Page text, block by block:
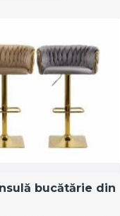
bucătărie din